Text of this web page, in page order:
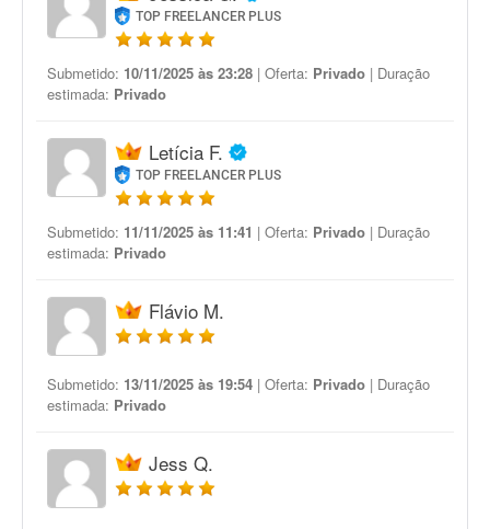
TOP FREELANCER PLUS
Submetido: 10/11/2025 às 23:28 | Oferta: Privado | Duração
estimada: Privado
Letícia F.
TOP FREELANCER PLUS
Submetido: 11/11/2025 às 11:41 | Oferta: Privado | Duração
estimada: Privado
Flávio M.
Submetido: 13/11/2025 às 19:54 | Oferta: Privado | Duração
estimada: Privado
Jess Q.